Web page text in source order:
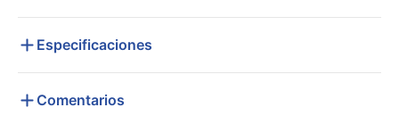
Especificaciones
Comentarios